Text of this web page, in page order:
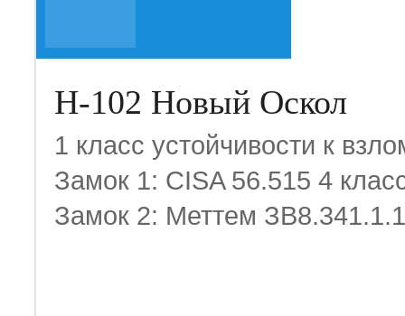
Н-102 Новый Оскол
1 класс устойчивости к
Замок 1: CISA 56.515 4
Замок 2: Меттем